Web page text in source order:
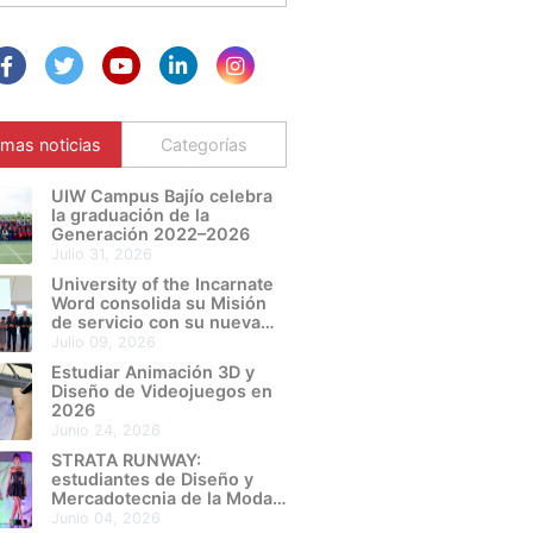
noticias Categorías
UIW Campus Bajío celebra
la graduación de la
Generación 2022–2026
julio 31, 2026
University of the Incarnate
Word consolida su Misión
de servicio con su nueva
Sede León Metropolitano
julio 09, 2026
Estudiar Animación 3D y
Diseño de Videojuegos en
2026
junio 24, 2026
STRATA RUNWAY:
estudiantes de Diseño y
Mercadotecnia de la Moda
de UIW Campus Bajío
junio 04, 2026